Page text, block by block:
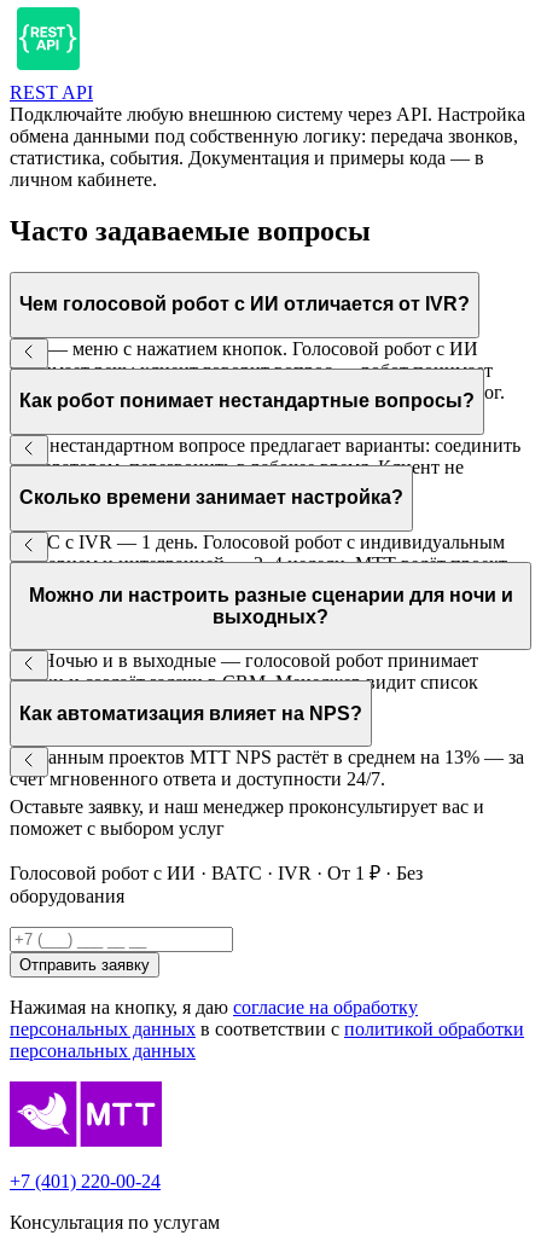
REST API
Подключайте любую внешнюю систему через API. Настройка
обмена данными под собственную логику: передача звонков,
статистика, события. Документация и примеры кода — в
личном кабинете.
Часто задаваемые вопросы
Чем голосовой робот с ИИ отличается от IVR?
IVR — меню с нажатием кнопок. Голосовой робот с ИИ
понимает речь: клиент говорит вопрос — робот понимает
намерение и выполняет задачу. Ведёт полноценный диалог.
Как робот понимает нестандартные вопросы?
При нестандартном вопросе предлагает варианты: соединить
с оператором, перезвонить в рабочее время. Клиент не
остаётся без ответа.
Сколько времени занимает настройка?
ВАТС с IVR — 1 день. Голосовой робот с индивидуальным
сценарием и интеграцией — 2–4 недели. МТТ ведёт проект
под ключ.
Можно ли настроить разные сценарии для ночи и
выходных?
Да. Ночью и в выходные — голосовой робот принимает
заявки и создаёт задачи в CRM. Менеджер видит список
ночных обращений утром.
Как автоматизация влияет на NPS?
По данным проектов МТТ NPS растёт в среднем на 13% — за
счёт мгновенного ответа и доступности 24/7.
Оставьте заявку, и наш менеджер проконсультирует вас и
поможет с выбором услуг
Голосовой робот с ИИ · ВАТС · IVR · От 1 ₽ · Без
оборудования
Отправить заявку
Нажимая на кнопку, я даю согласие на обработку
персональных данных в соответствии с политикой обработки
персональных данных
+7 (401) 220-00-24
Консультация по услугам